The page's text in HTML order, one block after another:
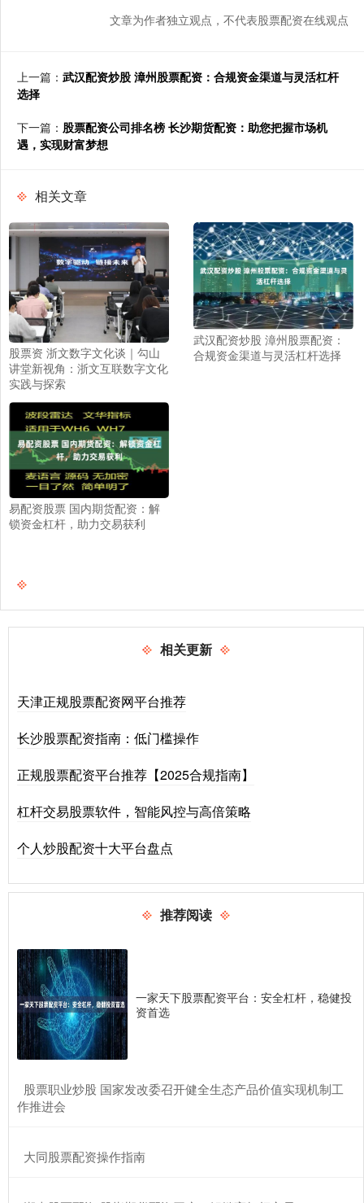
文章为作者独立观点，不代表股票配资在线观点
上一篇： 武汉配资炒股 漳州股票配资：合规资金渠道与灵活杠杆
选择
下一篇： 股票配资公司排名榜 长沙期货配资：助您把握市场机
遇，实现财富梦想
相关文章
股票资 浙文数字文化谈｜勾山
讲堂新视角：浙文互联数字文化
实践与探索
武汉配资炒股 漳州股票配资：
合规资金渠道与灵活杠杆选择
易配资股票 国内期货配资：解
锁资金杠杆，助力交易获利
相关更新
天津正规股票配资网平台推荐
长沙股票配资指南：低门槛操作
正规股票配资平台推荐【2025合规指南】
杠杆交易股票软件，智能风控与高倍策略
个人炒股配资十大平台盘点
推荐阅读
一家天下股票配资平台：安全杠杆，稳健投
资首选
​股票职业炒股 国家发改委召开健全生态产品价值实现机制工
作推进会
​大同股票配资操作指南